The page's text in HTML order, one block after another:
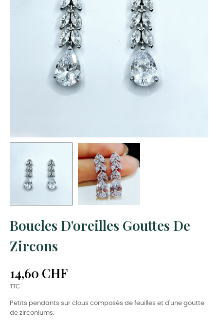
Boucles D'oreilles Gouttes De
Zircons
14,60 CHF
TTC
Petits pendants sur clous composés de feuilles et d'une goutte
de zirconiums.